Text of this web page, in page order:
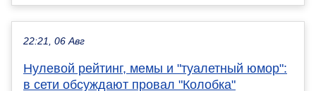
22:21, 06 Авг
Нулевой рейтинг, мемы и "туалетный юмор":
в сети обсуждают провал "Колобка"